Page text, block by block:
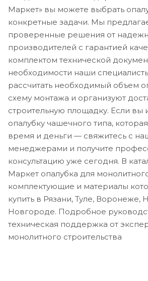
Маркет» вы можете выбрать
конкретные задачи. Мы
проверенные решения от
производителей с гарантией
комплектом технической
необходимости наши
рассчитать необходимый объем
схему монтажа и организуют
строительную площадку. Если
опалубку чашечного типа,
время и деньги — свяжитесь с
менеджерами и получите
консультацию уже сегодня. В
Маркет опалубка для
комплектующие и материалы
купить в Рязани, Туле, Воронеже,
Новгороде. Подробное
техническая поддержка от
монолитного строительства